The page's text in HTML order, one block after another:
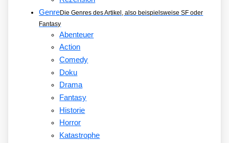
GenreDie Genres des Artikel, also beispielsweise SF oder
Fantasy
Abenteuer
Action
Comedy
Doku
Drama
Fantasy
Historie
Horror
Katastrophe